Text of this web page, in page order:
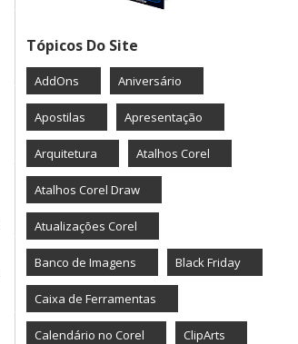
Tópicos Do Site
AddOns Aniversário
Apostilas Apresentação
Arquitetura Atalhos Corel
Atalhos Corel Draw
Atualizações Corel
Banco de Imagens Black Friday
Caixa de Ferramentas
Calendário no Corel ClipArts